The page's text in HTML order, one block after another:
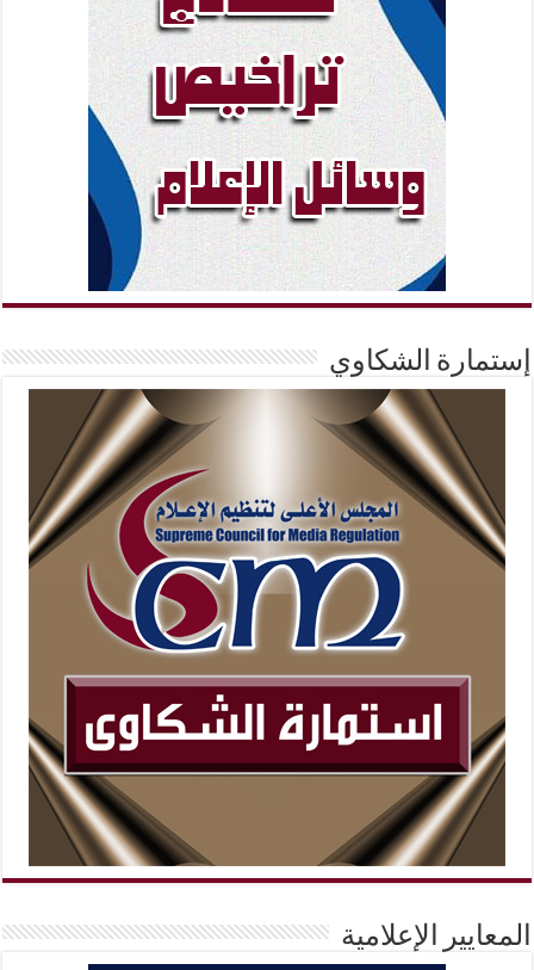
إستمارة الشكاوي
المعايير الإعلامية